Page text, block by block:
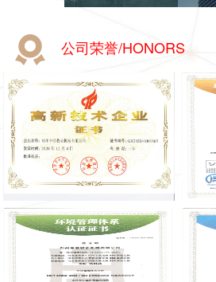
公司荣誉/HONORS